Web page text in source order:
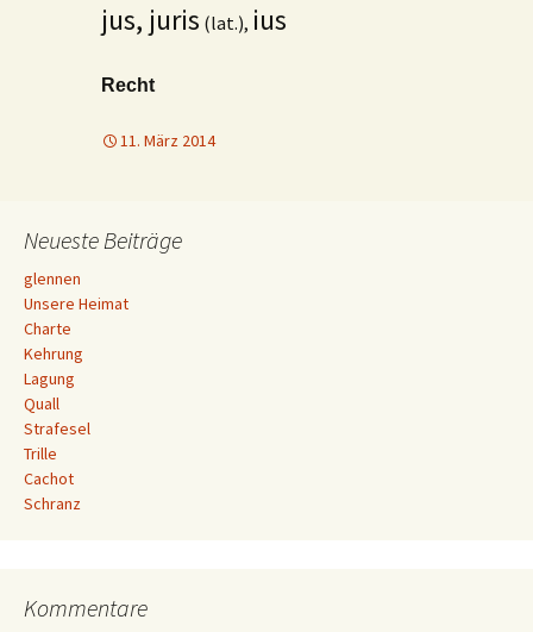
jus, juris (lat.), ius
Recht
11. März 2014
Neueste Beiträge
glennen
Unsere Heimat
Charte
Kehrung
Lagung
Quall
Strafesel
Trille
Cachot
Schranz
Kommentare